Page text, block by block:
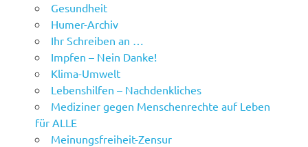
Gesundheit
Humer-Archiv
Ihr Schreiben an …
Impfen – Nein Danke!
Klima-Umwelt
Lebenshilfen – Nachdenkliches
Mediziner gegen Menschenrechte auf Leben
für ALLE
Meinungsfreiheit-Zensur